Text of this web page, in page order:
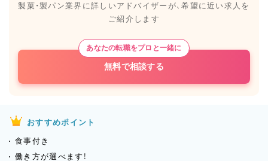
製菓・製パン業界に詳しいアドバイザーが、希望に近い求人を
ご紹介します
あなたの転職をプロと一緒に
無料で相談する
おすすめポイント
食事付き
働き方が選べます！